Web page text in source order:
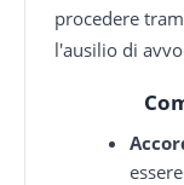
procedere
l'ausilio di